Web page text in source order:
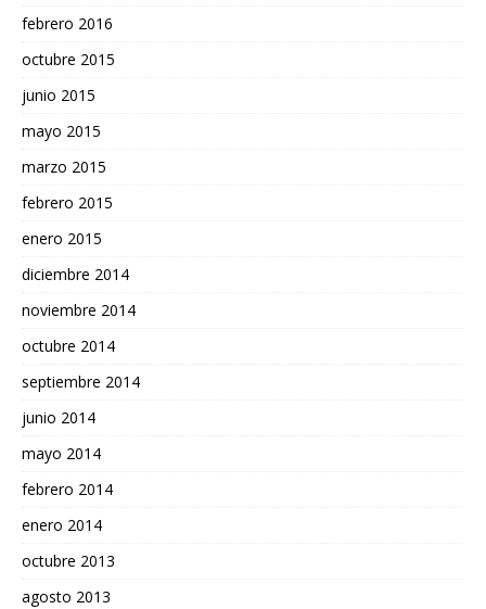
febrero 2016
octubre 2015
junio 2015
mayo 2015
marzo 2015
febrero 2015
enero 2015
diciembre 2014
noviembre 2014
octubre 2014
septiembre 2014
junio 2014
mayo 2014
febrero 2014
enero 2014
octubre 2013
agosto 2013